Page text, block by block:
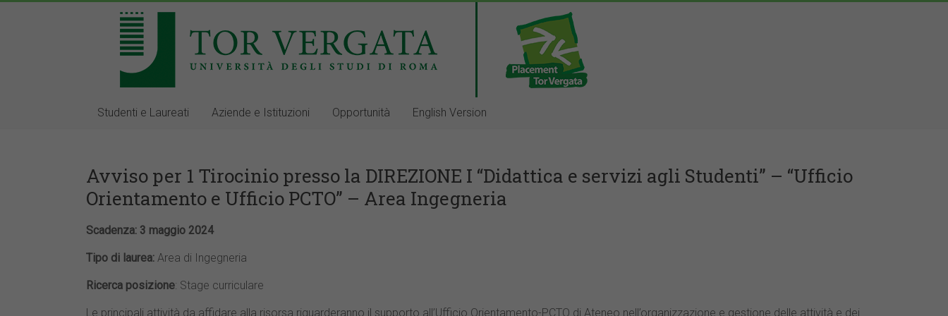
Studenti e Laureati Aziende e Istituzioni Opportunità English Version
Avviso per 1 Tirocinio presso la DIREZIONE I “Didattica e servizi agli Studenti” – “Ufficio
Orientamento e Ufficio PCTO” – Area Ingegneria
Scadenza: 3 maggio 2024
Tipo di laurea: Area di Ingegneria
Ricerca posizione: Stage curriculare
Le principali attività da affidare alla risorsa riguarderanno il supporto all’Ufficio Orientamento-PCTO di Ateneo nell’organizzazione e gestione delle attività e dei